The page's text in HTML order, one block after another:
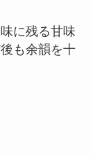
に残る甘味
も余韻を十